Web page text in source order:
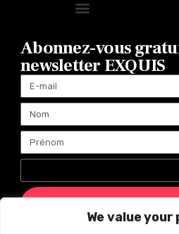
We value
Abonnez-vous
newsletter EXQUIS